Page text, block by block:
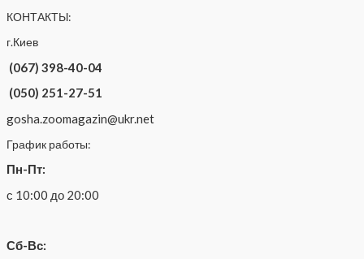
КОНТАКТЫ:
г.Киев
(067) 398-40-04
(050) 251-27-51
gosha.zoomagazin@ukr.net
График работы:
Пн-Пт:
с 10:00 до 20:00
Сб-Вс: